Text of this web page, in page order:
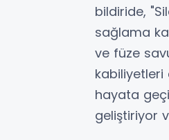
bildiride,
sağlama
ve füze
hayata
geliştiriyor